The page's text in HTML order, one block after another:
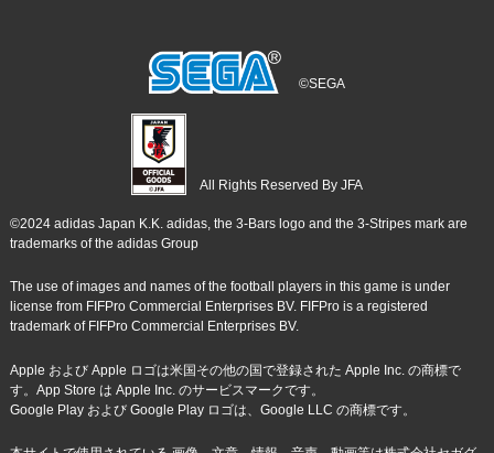
©SEGA
All Rights Reserved By JFA
©2024 adidas Japan K.K. adidas, the 3-Bars logo and the 3-Stripes mark are
trademarks of the adidas Group
The use of images and names of the football players in this game is under
license from FIFPro Commercial Enterprises BV. FIFPro is a registered
trademark of FIFPro Commercial Enterprises BV.
Apple および Apple ロゴは米国その他の国で登録された Apple Inc. の商標で
す。App Store は Apple Inc. のサービスマークです。
Google Play および Google Play ロゴは、Google LLC の商標です。